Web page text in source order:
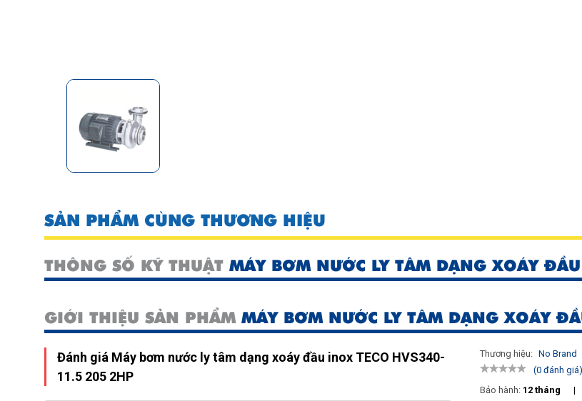
SẢN PHẨM CÙNG THƯƠNG HIỆU
THÔNG SỐ KỸ THUẬT MÁY BƠM NƯỚC LY TÂM DẠNG XOÁY
GIỚI THIỆU SẢN PHẨM MÁY BƠM NƯỚC LY TÂM DẠNG XOÁY
Đánh giá Máy bơm nước ly tâm dạng xoáy đầu inox TECO HVS340-
11.5 205 2HP
Thương hiệu: No Brand
(0 đánh giá)
Bảo hành: 12 tháng |